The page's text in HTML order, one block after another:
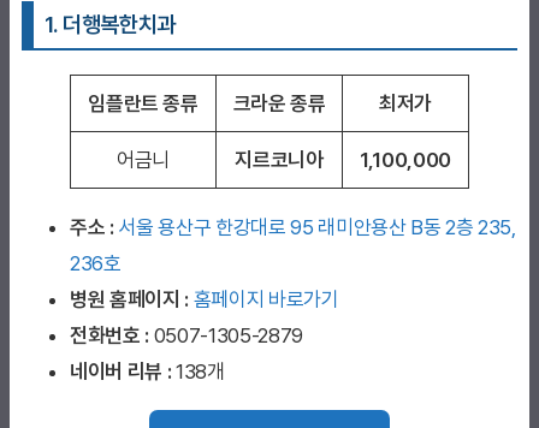
1. 더행복한치과
임플란트 종류 크라운 종류 최저가
어금니 지르코니아 1,100,000
주소 : 서울 용산구 한강대로 95 래미안용산 B동 2층 235,
236호
병원 홈페이지 : 홈페이지 바로가기
전화번호 : 0507-1305-2879
네이버 리뷰 : 138개